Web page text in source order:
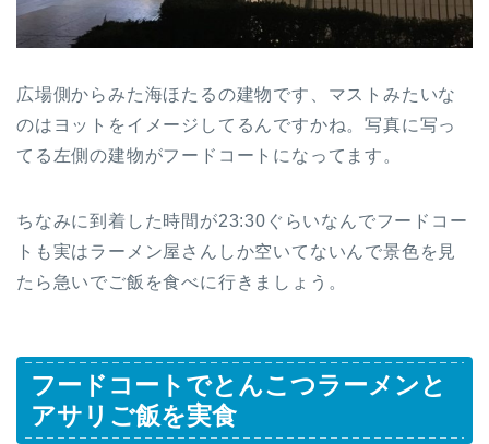
広場側からみた海ほたるの建物です、マストみたいな
のはヨットをイメージしてるんですかね。写真に写っ
てる左側の建物がフードコートになってます。
ちなみに到着した時間が23:30ぐらいなんでフードコー
トも実はラーメン屋さんしか空いてないんで景色を見
たら急いでご飯を食べに行きましょう。
フードコートでとんこつラーメンと
アサリご飯を実食